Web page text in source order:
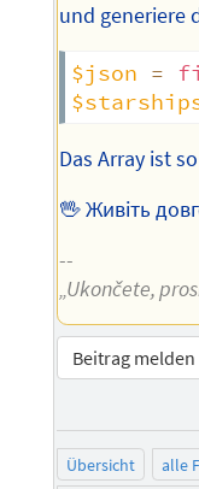
und generiere
$json =
Das Array ist
🖖 Живіть
--
„Ukončete,
Beitrag melden
Übersicht alle